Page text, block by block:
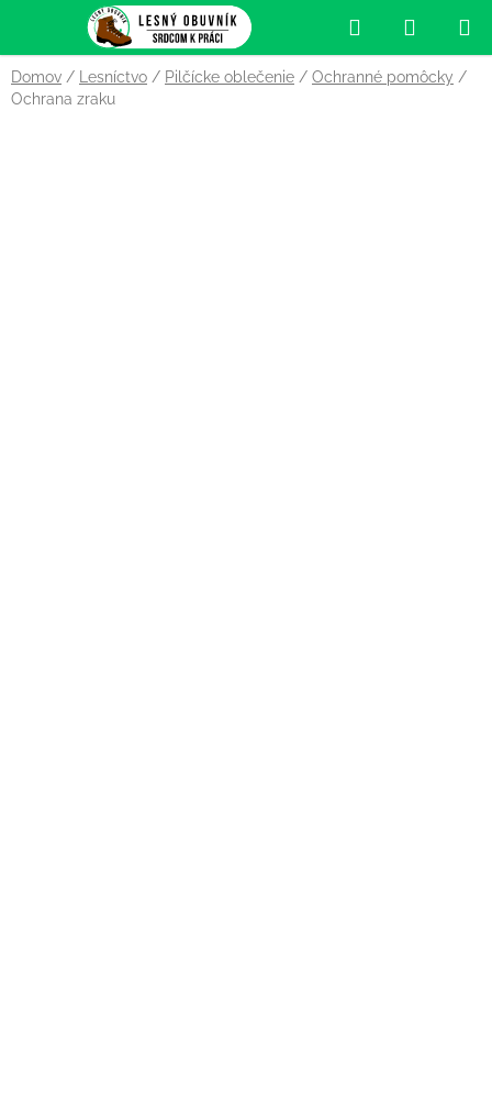
obsah
Hľadať
KOŠÍK
Domov / Lesníctvo / Pilčícke oblečenie / Ochranné pomôcky /
Ochrana zraku